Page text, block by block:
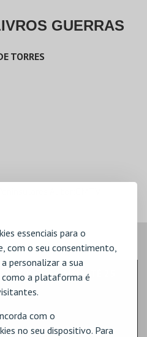
essenciais para o
com o seu consentimento,
personalizar a sua
como a plataforma é
com o
no seu dispositivo. Para
GUERRAS
TORRES
EXPOSIÇÃO MCJA ATÉ 25
EXPOSIÇÃO